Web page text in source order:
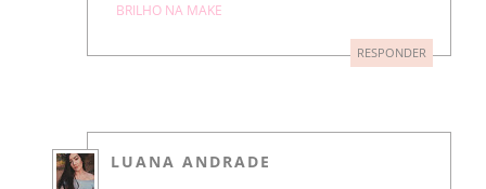
BRILHO NA MAKE
RESPONDER
LUANA ANDRADE